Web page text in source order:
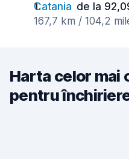
Catania de la
167,7 km / 104,2
Harta celor mai
pentru